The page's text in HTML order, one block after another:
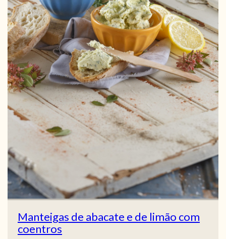
Manteigas de abacate e de limão com
coentros